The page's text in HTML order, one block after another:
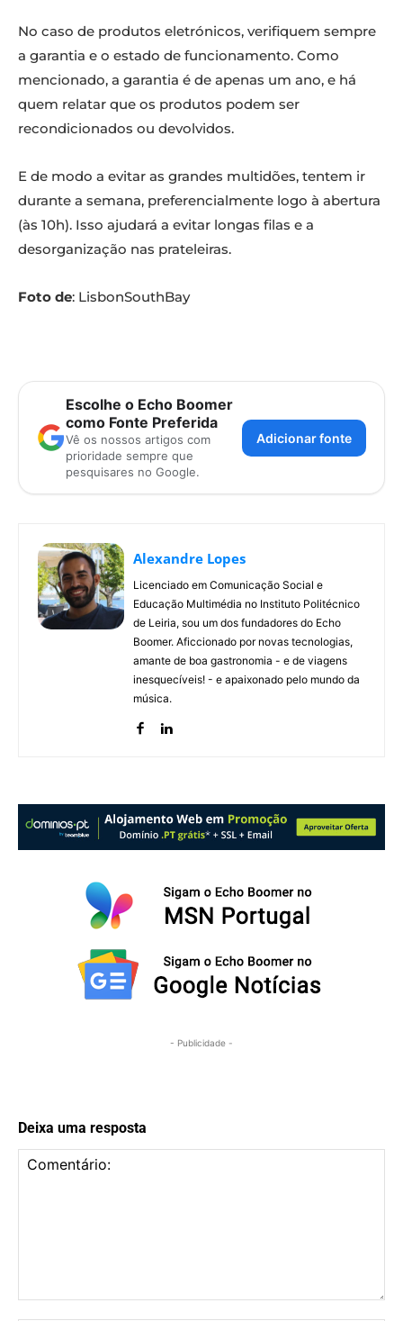
No caso de produtos eletrónicos, verifiquem sempre
a garantia e o estado de funcionamento. Como
mencionado, a garantia é de apenas um ano, e há
quem relatar que os produtos podem ser
recondicionados ou devolvidos.
E de modo a evitar as grandes multidões, tentem ir
durante a semana, preferencialmente logo à abertura
(às 10h). Isso ajudará a evitar longas filas e a
desorganização nas prateleiras.
Foto de: LisbonSouthBay
Escolhe o Echo Boomer
como Fonte Preferida
Vê os nossos artigos com
prioridade sempre que
pesquisares no Google.
Adicionar fonte
Alexandre Lopes
Licenciado em Comunicação Social e
Educação Multimédia no Instituto Politécnico
de Leiria, sou um dos fundadores do Echo
Boomer. Aficcionado por novas tecnologias,
amante de boa gastronomia - e de viagens
inesquecíveis! - e apaixonado pelo mundo da
música.
- Publicidade -
Deixa uma resposta